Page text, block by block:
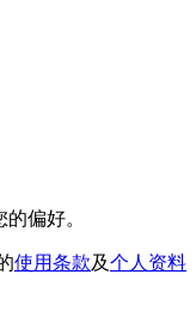
偏好。
使用条款及个人资料